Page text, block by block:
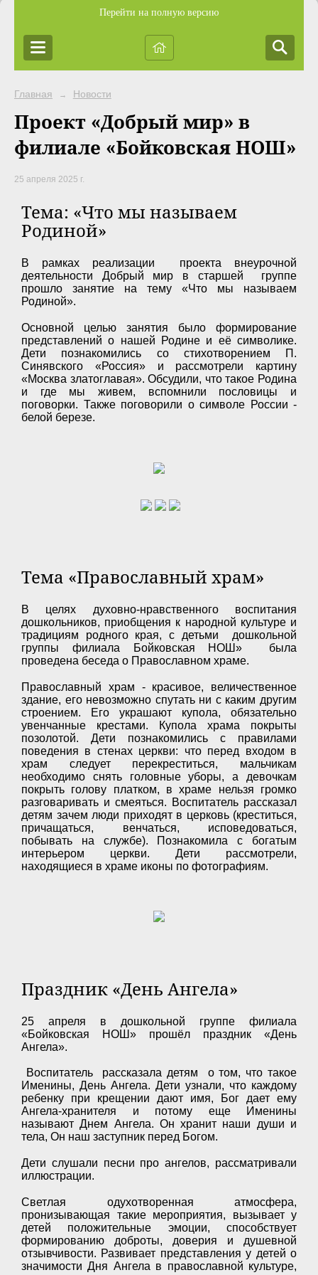
Перейти на полную версию
Главная → Новости
Проект «Добрый мир» в
филиале «Бойковская НОШ»
25 апреля 2025 г.
Тема: «Что мы называем
Родиной»
В рамках реализации проекта внеурочной
деятельности Добрый мир в старшей группе
прошло занятие на тему «Что мы называем
Родиной».
Основной целью занятия было формирование
представлений о нашей Родине и её символике.
Дети познакомились со стихотворением П.
Синявского «Россия» и рассмотрели картину
«Москва златоглавая». Обсудили, что такое Родина
и где мы живем, вспомнили пословицы и
поговорки. Также поговорили о символе России -
белой березе.
Тема «Православный храм»
В целях духовно-нравственного воспитания
дошкольников, приобщения к народной культуре и
традициям родного края, с детьми дошкольной
группы филиала Бойковская НОШ» была
проведена беседа о Православном храме.
Православный храм - красивое, величественное
здание, его невозможно спутать ни с каким другим
строением. Его украшают купола, обязательно
увенчанные крестами. Купола храма покрыты
позолотой. Дети познакомились с правилами
поведения в стенах церкви: что перед входом в
храм следует перекреститься, мальчикам
необходимо снять головные уборы, а девочкам
покрыть голову платком, в храме нельзя громко
разговаривать и смеяться. Воспитатель рассказал
детям зачем люди приходят в церковь (креститься,
причащаться, венчаться, исповедоваться,
побывать на службе). Познакомила с богатым
интерьером церкви. Дети рассмотрели,
находящиеся в храме иконы по фотографиям.
Праздник «День Ангела»
25 апреля в дошкольной группе филиала
«Бойковская НОШ» прошёл праздник «День
Ангела».
Воспитатель рассказала детям о том, что такое
Именины, День Ангела. Дети узнали, что каждому
ребенку при крещении дают имя, Бог дает ему
Ангела-хранителя и потому еще Именины
называют Днем Ангела. Он хранит наши души и
тела, Он наш заступник перед Богом.
Дети слушали песни про ангелов, рассматривали
иллюстрации.
Светлая одухотворенная атмосфера,
пронизывающая такие мероприятия, вызывает у
детей положительные эмоции, способствует
формированию доброты, доверия и душевной
отзывчивости. Развивает представления у детей о
значимости Дня Ангела в православной культуре,